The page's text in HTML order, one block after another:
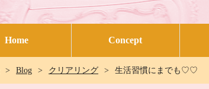
Home Concept
Blog クリアリング 生活習慣にまでも♡♡